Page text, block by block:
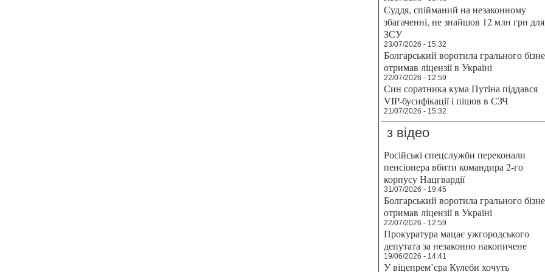
Суддя, спійманий на незаконному
збагаченні, не знайшов 12 млн грн для
ЗСУ
23/07/2026 - 15:32
Болгарський воротила грального
отримав ліцензії в Україні
22/07/2026 - 12:59
Син соратника кума Путіна піддався
VIP-бусифікації і пішов в СЗЧ
21/07/2026 - 15:32
з відео
Російські спецслужби переконали
пенсіонера вбити командира 2-го
корпусу Нацгвардії
31/07/2026 - 19:45
Болгарський воротила грального
отримав ліцензії в Україні
22/07/2026 - 12:59
Прокуратура мацає ужгородського
депутата за незаконно накопичене
19/06/2026 - 14:41
У віцепрем’єра Кулеби хочуть